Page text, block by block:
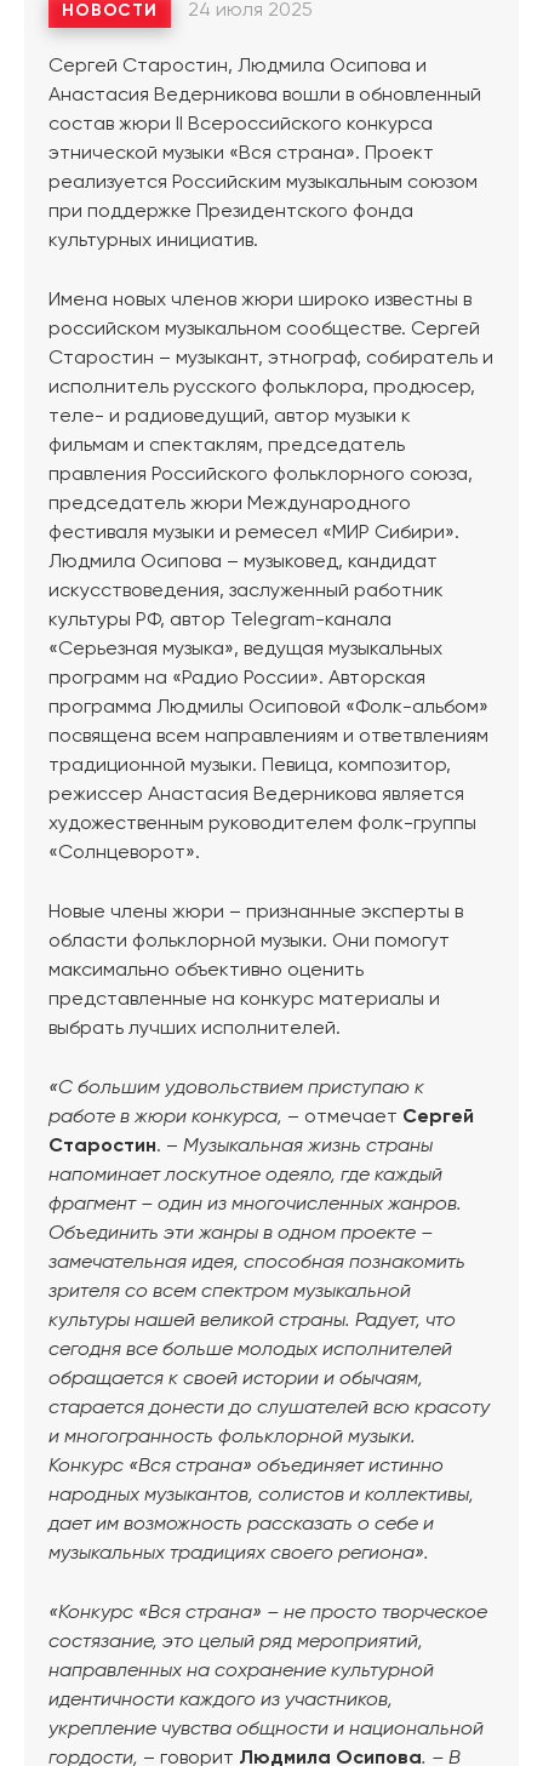
НОВОСТИ 24 июля 2025
Сергей Старостин, Людмила Осипова и
Анастасия Ведерникова вошли в обновленный
состав жюри II Всероссийского конкурса
этнической музыки «Вся страна». Проект
реализуется Российским музыкальным союзом
при поддержке Президентского фонда
культурных инициатив.
Имена новых членов жюри широко известны в
российском музыкальном сообществе. Сергей
Старостин – музыкант, этнограф, собиратель и
исполнитель русского фольклора, продюсер,
теле- и радиоведущий, автор музыки к
фильмам и спектаклям, председатель
правления Российского фольклорного союза,
председатель жюри Международного
фестиваля музыки и ремесел «МИР Сибири».
Людмила Осипова – музыковед, кандидат
искусствоведения, заслуженный работник
культуры РФ, автор Telegram-канала
«Серьезная музыка», ведущая музыкальных
программ на «Радио России». Авторская
программа Людмилы Осиповой «Фолк-альбом»
посвящена всем направлениям и ответвлениям
традиционной музыки. Певица, композитор,
режиссер Анастасия Ведерникова является
художественным руководителем фолк-группы
«Солнцеворот».
Новые члены жюри – признанные эксперты в
области фольклорной музыки. Они помогут
максимально объективно оценить
представленные на конкурс материалы и
выбрать лучших исполнителей.
«С большим удовольствием приступаю к
работе в жюри конкурса, – отмечает Сергей
Старостин. – Музыкальная жизнь страны
напоминает лоскутное одеяло, где каждый
фрагмент – один из многочисленных жанров.
Объединить эти жанры в одном проекте –
замечательная идея, способная познакомить
зрителя со всем спектром музыкальной
культуры нашей великой страны. Радует, что
сегодня все больше молодых исполнителей
обращается к своей истории и обычаям,
старается донести до слушателей всю красоту
и многогранность фольклорной музыки.
Конкурс «Вся страна» объединяет истинно
народных музыкантов, солистов и коллективы,
дает им возможность рассказать о себе и
музыкальных традициях своего региона».
«Конкурс «Вся страна» – не просто творческое
состязание, это целый ряд мероприятий,
направленных на сохранение культурной
идентичности каждого из участников,
укрепление чувства общности и национальной
гордости, – говорит Людмила Осипова. – В